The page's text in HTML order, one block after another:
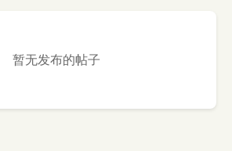
暂无发布的帖子